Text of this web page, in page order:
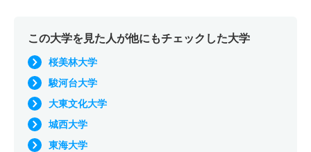
この大学を見た人が他にもチェックした大学
桜美林大学
駿河台大学
大東文化大学
城西大学
東海大学